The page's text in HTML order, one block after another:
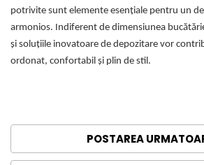
potrivite sunt elemente esențiale pentru un
armonios. Indiferent de dimensiunea
și soluțiile inovatoare de depozitare vor
ordonat, confortabil și plin de stil.
POSTAREA